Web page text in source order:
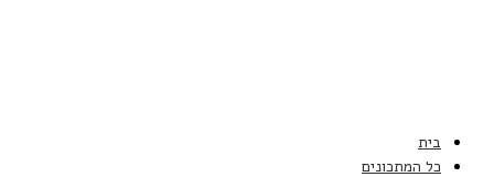
בית
כל המתכונים